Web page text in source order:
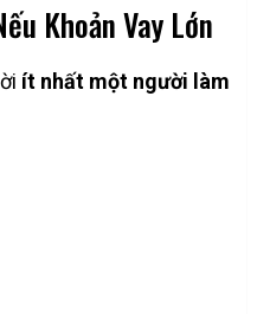
Khoản Vay Lớn
ít nhất một người làm